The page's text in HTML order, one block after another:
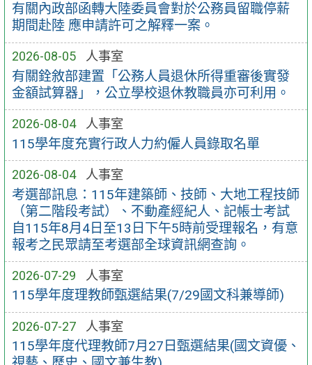
有關內政部函轉大陸委員會對於公務員留職停薪
期間赴陸 應申請許可之解釋一案。
2026-08-05 人事室
有關銓敘部建置「公務人員退休所得重審後實發
金額試算器」，公立學校退休教職員亦可利用。
2026-08-04 人事室
115學年度充實行政人力約僱人員錄取名單
2026-08-04 人事室
考選部訊息：115年建築師、技師、大地工程技師
（第二階段考試）、不動產經紀人、記帳士考試
自115年8月4日至13日下午5時前受理報名，有意
報考之民眾請至考選部全球資訊網查詢。
2026-07-29 人事室
115學年度理教師甄選結果(7/29國文科兼導師)
2026-07-27 人事室
115學年度代理教師7月27日甄選結果(國文資優、